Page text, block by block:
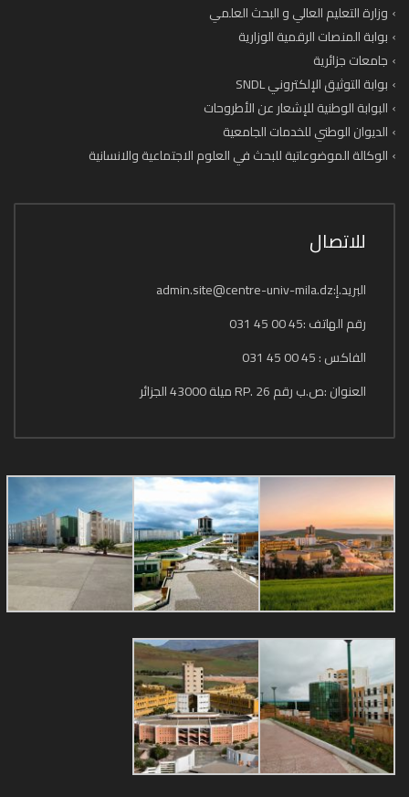
وزارة التعليم العالي و البحث العلمي
بوابة المنصات الرقمية الوزارية
جامعات جزائرية
بوابة التوثيق الإلكتروني SNDL
البوابة الوطنية للإشعار عن الأطروحات
الديوان الوطني للخدمات الجامعية
الوكالة الموضوعاتية للبحث في العلوم الاجتماعية والانسانية
للاتصال
البريد.إ:admin.site@centre-univ-mila.dz
رقم الهاتف :45 00 45 031
الفاكس : 45 00 45 031
العنوان :ص.ب رقم 26 .RP ميلة 43000 الجزائر